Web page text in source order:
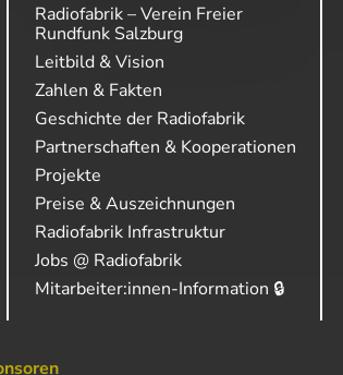
Radiofabrik – Verein Freier
Rundfunk Salzburg
Leitbild & Vision
Zahlen & Fakten
Geschichte der Radiofabrik
Partnerschaften & Kooperationen
Projekte
Preise & Auszeichnungen
Radiofabrik Infrastruktur
Jobs @ Radiofabrik
Mitarbeiter:innen-Information 🔒